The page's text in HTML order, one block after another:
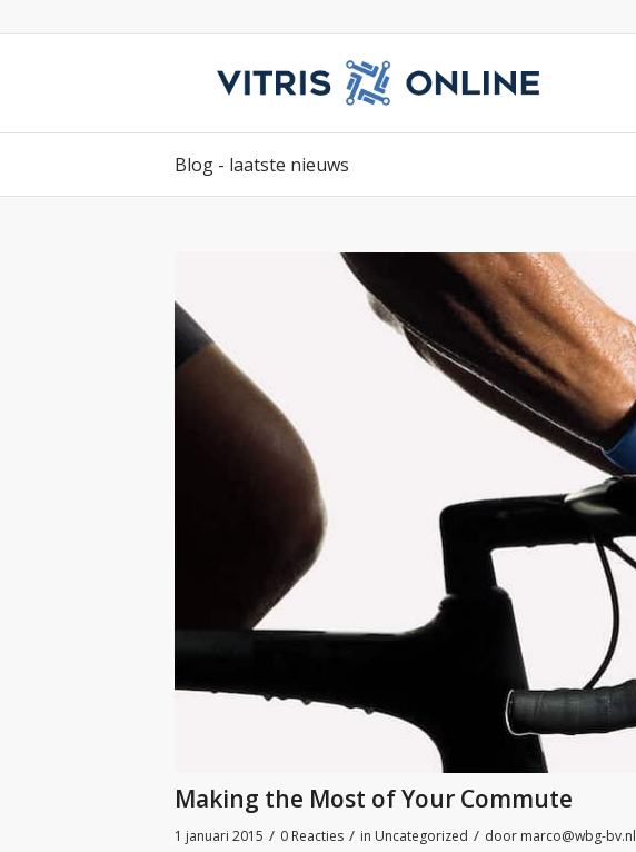
Blog - laatste nieuws
Making the Most of Your Commute
1 januari 2015 / 0 Reacties / in Uncategorized / door marco@wbg-bv.nl